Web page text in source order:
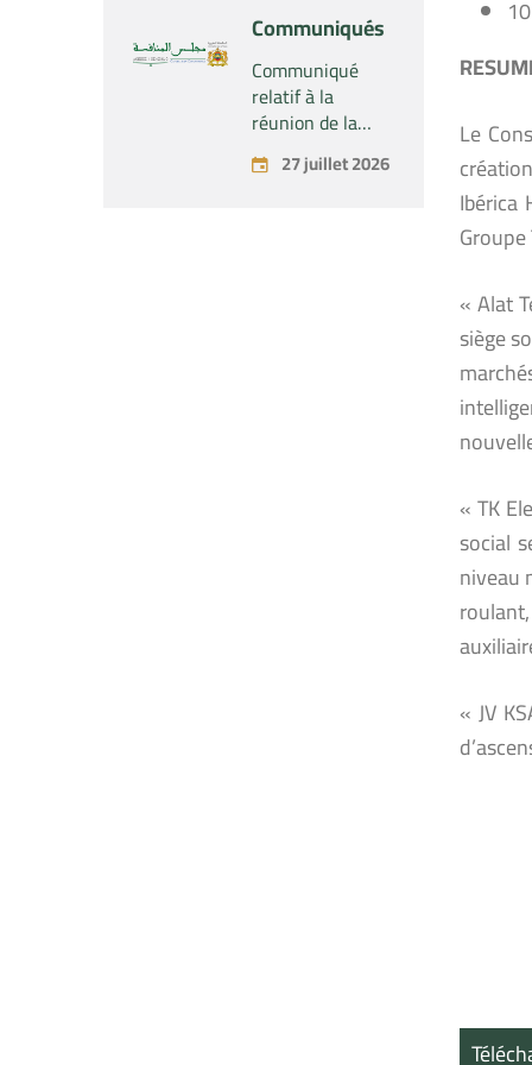
concernant la
prise par la
société « Fives
SAS » du
contrôle exclusif
de la société «
Aries Industries
Communiqués
Communiqué
relatif à la
réunion de la
Commission
Permanente du
27 juillet 2026
Le
Ibérica
Groupe
« Alat
siège
« TK
social
niveau
« JV